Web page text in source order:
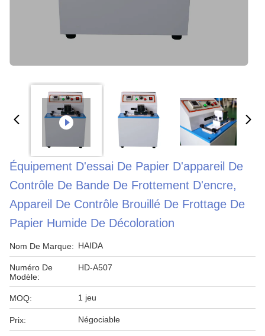
Équipement D'essai De Papier D'appareil De
Contrôle De Bande De Frottement D'encre,
Appareil De Contrôle Brouillé De Frottage De
Papier Humide De Décoloration
Nom De Marque: HAIDA
Numéro De
Modèle:
HD-A507
MOQ: 1 jeu
Prix: Négociable